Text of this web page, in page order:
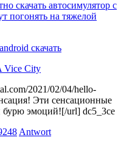
скачать автосимулятор с
погонять на тяжелой
скачать
Vice City
2021/02/04/hello-
Эти сенсационные
бурю эмоций![/url] dc5_3ce
Antwort